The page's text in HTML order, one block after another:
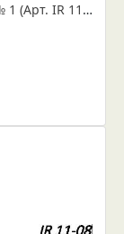
SUZUKI SAMURAI рессора задняя лист № 1 (Арт. IR 11-08-01)